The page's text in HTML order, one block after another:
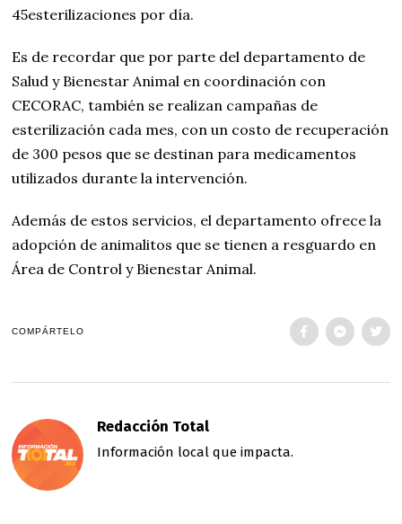
45esterilizaciones por día.
Es de recordar que por parte del departamento de
Salud y Bienestar Animal en coordinación con
CECORAC, también se realizan campañas de
esterilización cada mes, con un costo de recuperación
de 300 pesos que se destinan para medicamentos
utilizados durante la intervención.
Además de estos servicios, el departamento ofrece la
adopción de animalitos que se tienen a resguardo en
Área de Control y Bienestar Animal.
COMPÁRTELO
Redacción Total
Información local que impacta.